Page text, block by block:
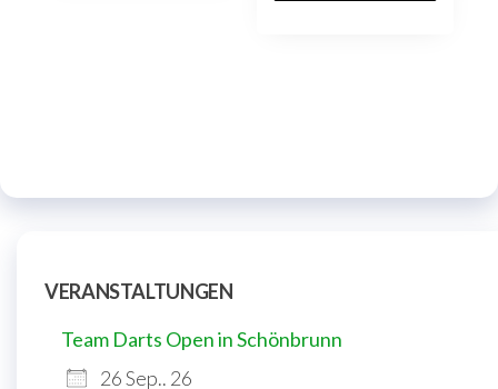
VERANSTALTUNGEN
Team Darts Open in Schönbrunn
26 Sep.. 26